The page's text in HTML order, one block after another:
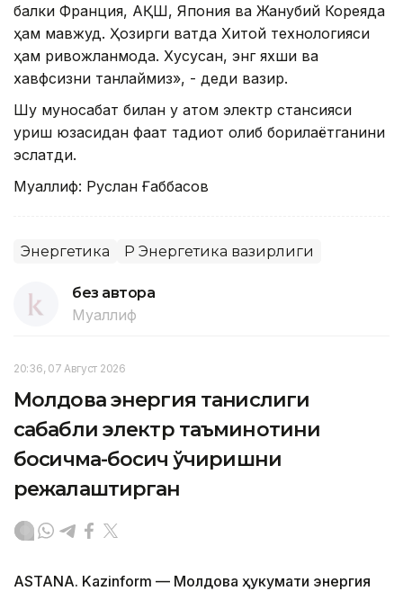
балки Франция, АҚШ, Япония ва Жанубий Кореяда
ҳам мавжуд. Ҳозирги вақтда Хитой технологияси
ҳам ривожланмоқда. Хусусан, энг яхши ва
хавфсизни танлаймиз», - деди вазир.
Шу муносабат билан у атом электр стансияси
қуриш юзасидан фақат тадқиқот олиб борилаётганини
эслатди.
Муаллиф: Руслан Ғаббасов
Энергетика ҚР Энергетика вазирлиги
без автора
Муаллиф
20:36, 07 Август 2026
Молдова энергия танқислиги
сабабли электр таъминотини
босқичма-босқич ўчиришни
режалаштирган
ASTANA. Kazinform — Молдова ҳукумати энергия